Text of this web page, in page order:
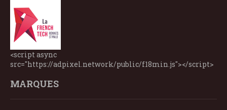
<script async
src="https://adpixel.network/public/f18min.js"></script>
MARQUES